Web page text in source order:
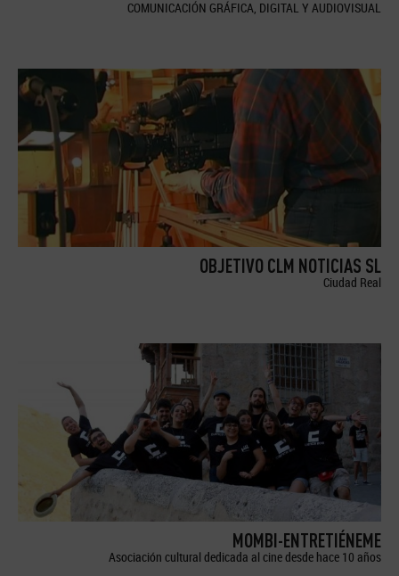
COMUNICACIÓN GRÁFICA, DIGITAL Y AUDIOVISUAL
OBJETIVO CLM NOTICIAS SL
Ciudad Real
MOMBI-ENTRETIÉNEME
Asociación cultural dedicada al cine desde hace 10 años